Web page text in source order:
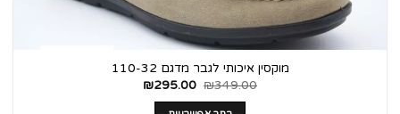
מוקסין איכותי לגבר מדגם 110-32
₪349.00
₪295.00